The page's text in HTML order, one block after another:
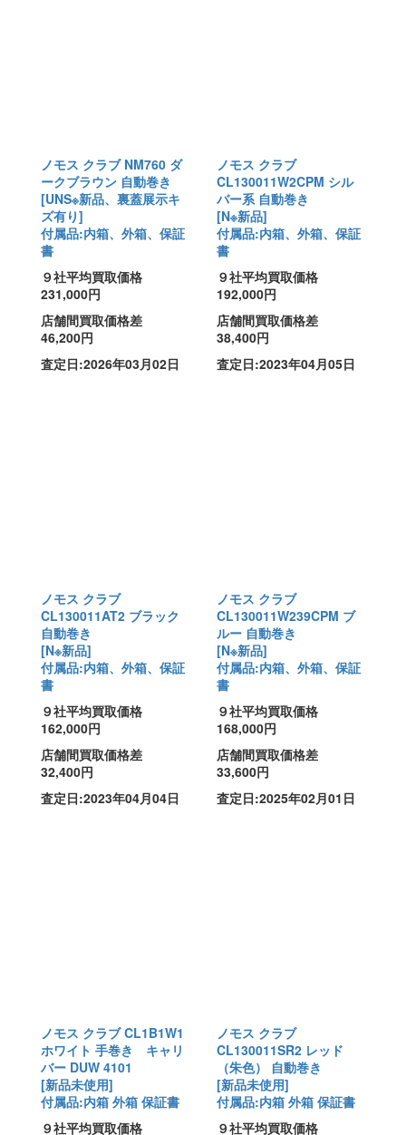
ノモス クラブ NM760 ダ
ークブラウン 自動巻き
[UNS※新品、裏蓋展示キ
ズ有り]
付属品:内箱、外箱、保証
書
９社平均買取価格
231,000円
店舗間買取価格差
46,200円
査定日:2026年03月02日
ノモス クラブ
CL130011W2CPM シル
バー系 自動巻き
[N※新品]
付属品:内箱、外箱、保証
書
９社平均買取価格
192,000円
店舗間買取価格差
38,400円
査定日:2023年04月05日
ノモス クラブ
CL130011AT2 ブラック
自動巻き
[N※新品]
付属品:内箱、外箱、保証
書
９社平均買取価格
162,000円
店舗間買取価格差
32,400円
査定日:2023年04月04日
ノモス クラブ
CL130011W239CPM ブ
ルー 自動巻き
[N※新品]
付属品:内箱、外箱、保証
書
９社平均買取価格
168,000円
店舗間買取価格差
33,600円
査定日:2025年02月01日
ノモス クラブ CL1B1W1
ホワイト 手巻き キャリ
バー DUW 4101
[新品未使用]
付属品:内箱 外箱 保証書
９社平均買取価格
ノモス クラブ
CL130011SR2 レッド
（朱色） 自動巻き
[新品未使用]
付属品:内箱 外箱 保証書
９社平均買取価格